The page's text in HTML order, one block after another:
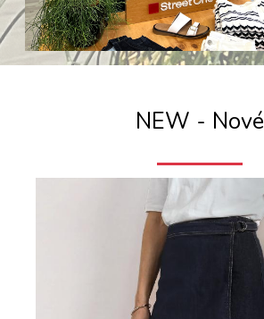
NEW - Nové